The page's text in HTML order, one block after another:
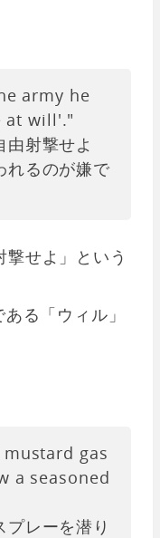
army he
at will'."
由射撃せよ
れるのが嫌で
せよ」という
る「ウィル」
gas
a seasoned
レーを潜り